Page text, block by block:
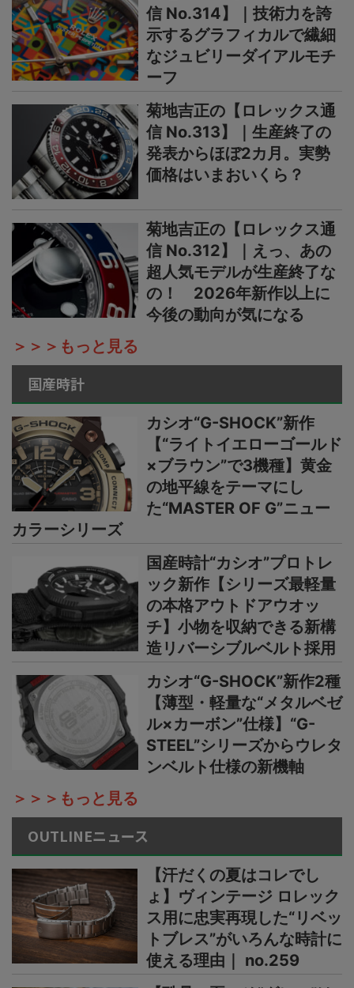
信 No.314】｜技術力を誇
示するグラフィカルで繊細
なジュビリーダイアルモチ
ーフ
菊地吉正の【ロレックス通
信 No.313】｜生産終了の
発表からほぼ2カ月。実勢
価格はいまおいくら？
菊地吉正の【ロレックス通
信 No.312】｜えっ、あの
超人気モデルが生産終了な
の！ 2026年新作以上に
今後の動向が気になる
＞＞＞もっと見る
国産時計
カシオ“G-SHOCK”新作
【“ライトイエローゴールド
×ブラウン”で3機種】黄金
の地平線をテーマにし
た“MASTER OF G”ニュー
カラーシリーズ
国産時計“カシオ”プロトレ
ック新作【シリーズ最軽量
の本格アウトドアウオッ
チ】小物を収納できる新構
造リバーシブルベルト採用
カシオ“G-SHOCK”新作2種
【薄型・軽量な“メタルベゼ
ル×カーボン”仕様】“G-
STEEL”シリーズからウレタ
ンベルト仕様の新機軸
＞＞＞もっと見る
OUTLINEニュース
【汗だくの夏はコレでし
ょ】ヴィンテージ ロレック
ス用に忠実再現した“リベッ
トブレス”がいろんな時計に
使える理由｜ no.259